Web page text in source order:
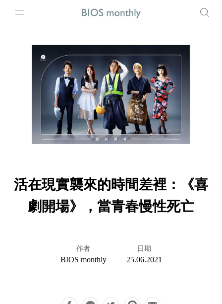
活在現實襲來的時間差裡：《喜
劇開場》，當青春慢性死亡
作者
BIOS monthly
日期
25.06.2021